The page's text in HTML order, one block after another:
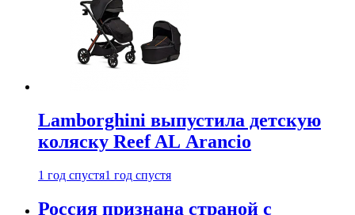
Lamborghini выпустила детскую
коляску Reef AL Arancio
1 год спустя1 год спустя
Россия признана страной с